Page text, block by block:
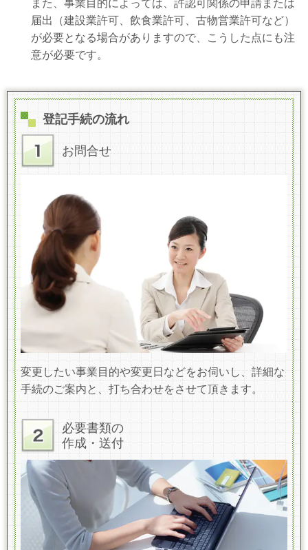
また、事業目的によっては、許認可関係の申請または
届出（建設業許可、飲食業許可、古物営業許可など）
が必要となる場合がありますので、こうした点にも注
意が必要です。
登記手続の流れ
お問合せ
変更したい事業目的や変更日 などをお伺いし、詳細な
手続のご案内と、打ち合わせをさせて頂きます。
必要書類の
作成・送付